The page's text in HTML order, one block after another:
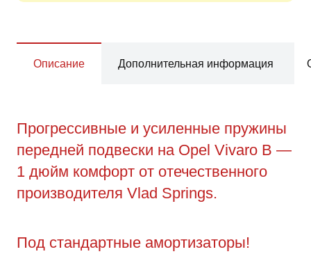
Описание Дополнительная информация
Прогрессивные и усиленные пружины
передней подвески на Opel Vivaro B —
1 дюйм комфорт от отечественного
производителя Vlad Springs.
Под стандартные амортизаторы!